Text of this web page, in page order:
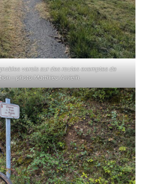
varois sur des routes exemptes de
– photo Matthieu Amielh.